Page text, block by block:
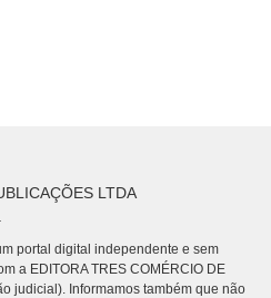
LTDA
portal digital independente e sem
a EDITORA TRES COMÉRCIO DE
judicial). Informamos também que não